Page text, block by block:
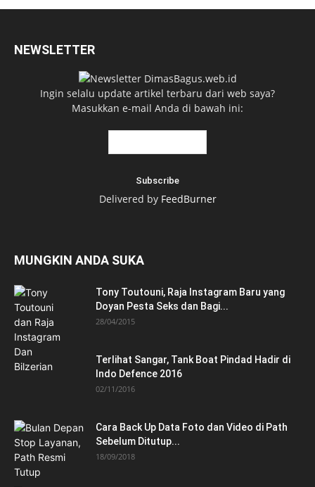
NEWSLETTER
Ingin selalu update artikel terbaru dari web saya?
Masukkan e-mail Anda di bawah ini:
Delivered by FeedBurner
MUNGKIN ANDA SUKA
Tony Toutouni, Raja Instagram Baru yang
Doyan Pesta Seks dan Bagi...
28/04/2015
Terlihat Sangar, Tank Boat Pindad Hadir di
Indo Defence 2016
02/11/2016
Cara Back Up Data Foto dan Video di Path
Sebelum Ditutup...
18/09/2018